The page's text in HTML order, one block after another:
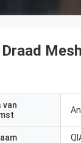
van